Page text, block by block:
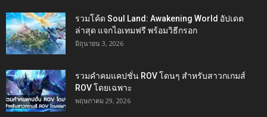
รวมโค้ด Soul Land: Awakening World อัปเดต
ล่าสุด แจกไอเทมฟรี พร้อมวิธีกรอก
มิถุนายน 3, 2026
รวมคำคมแคปชั่น ROV โดนๆ สำหรับสาวกเกมส์
ROV โดยเฉพาะ
พฤษภาคม 29, 2026